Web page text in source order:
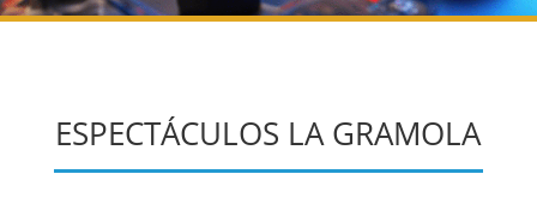
ESPECTÁCULOS LA GRAMOLA